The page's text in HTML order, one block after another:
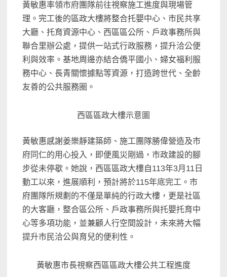
黃敏惠率領市府團隊前往視察施工進度與現場管
理。完工後的區政大樓將整合托嬰中心、市民共享
大廳、托育資源中心、西區區公所、戶政事務所與
聯合里辦公處，提供一站式行政服務，提升洽公便
利與效率。基地周邊亦結合僑平國小、婦女福利服
務中心、長青關懷據點等資源，打造跨世代、全齡
友善的公共服務圈。
西區區政大樓示意圖
黃敏惠感謝姜樂靜建築師、施工團隊勝偉營造及市
府同仁的用心投入，即便風災剛過，市政建設的腳
步從未停歇。她說，西區區政大樓自113年3月11日
動工以來，進展順利，預計將於115年底完工。市
府團隊所規劃的不僅是單純的行政大樓，更是社區
的大客廳，整合區公所、戶政事務所與托嬰托育中
心等多項功能，並兼顧人行空間設計，未來將大幅
提升市民洽公與育兒的便利性。
黃敏惠市長視察西區區政大樓公共工程進度